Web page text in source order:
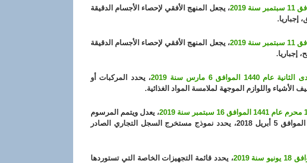
، يجعل المنهج الأفقي لإحصاء الأجسام الدقيقة
، يجعل المنهج الأفقي لإحصاء الأجسام الدقيقة
، يحدد المركبات أو
واللوازم الموجهة لملامسة المواد الغذائية.
، يعدل ويتمم المرسوم
التنفيذي رقم 18-112 مؤرخ في 18 رجب عام 1439 الموافق 5 أبريل 2018، يحدد نموذج مستخرج السجل التجاري الصادر
، يحدد قائمة التجهيزات الخاصة التي تستوردها